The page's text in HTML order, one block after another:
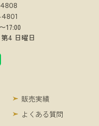
17:00
4 日曜日
販売実績
よくある質問